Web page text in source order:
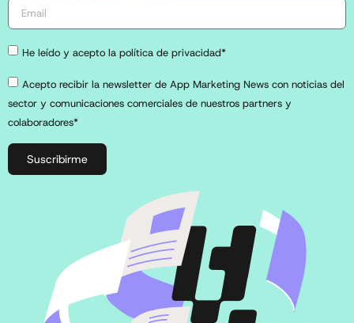
He leído y acepto la política de privacidad*
Acepto recibir la newsletter de App Marketing News con noticias del
sector y comunicaciones comerciales de nuestros partners y
colaboradores*
Suscribirme